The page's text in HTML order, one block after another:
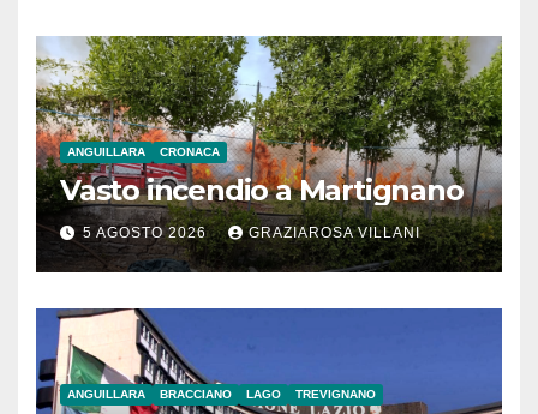
ANGUILLARA CRONACA
Vasto incendio a Martignano
5 AGOSTO 2026 GRAZIAROSA VILLANI
ANGUILLARA BRACCIANO LAGO TREVIGNANO